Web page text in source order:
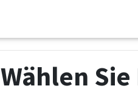
Wählen